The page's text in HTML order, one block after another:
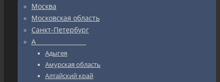
Москва
Московская область
Санкт-Петербург
А_________________
Адыгея
Амурская область
Алтайский край